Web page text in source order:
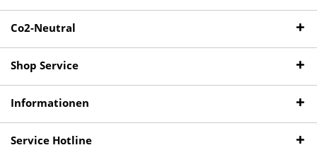
Co2-Neutral
Shop Service
Informationen
Service Hotline